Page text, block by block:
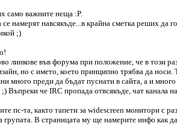
само важните неща :P.
намерят навсякъде...в крайна сметка реших да
;)
линкове във форума при положение, че в този
но с името, което принципно трябва да
много преди да бъдат пуснати в сайта, а и
че IRC пропада отвсякъде, чат канала
пс-та, както тапети за widescreen монитори с
В страницата му ще намерите инфо как